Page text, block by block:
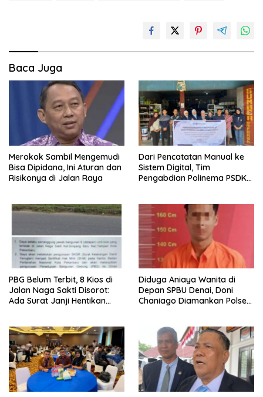
Baca Juga
Merokok Sambil Mengemudi
Bisa Dipidana, Ini Aturan dan
Risikonya di Jalan Raya
Dari Pencatatan Manual ke
Sistem Digital, Tim
Pengabdian Polinema PSDKU
PBG Belum Terbit, 8 Kios di
Jalan Naga Sakti Disorot:
Ada Surat Janji Hentikan
Diduga Aniaya Wanita di
Depan SPBU Denai, Doni
Chaniago Diamankan Polsek